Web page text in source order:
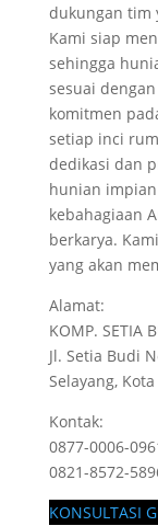
dukungan tim
Kami siap
sehingga
sesuai
komitmen
setiap inci
dedikasi dan
hunian
kebahagiaan
berkarya.
yang akan
Alamat:
KOMP. SETIA
Jl. Setia Budi
Selayang,
Kontak:
0877-0006-
0821-8572-
KONSULTASI